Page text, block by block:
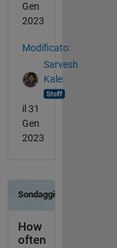
Gen
2023
Modificato:
Sarvesh
Kale
il 31
Gen
2023